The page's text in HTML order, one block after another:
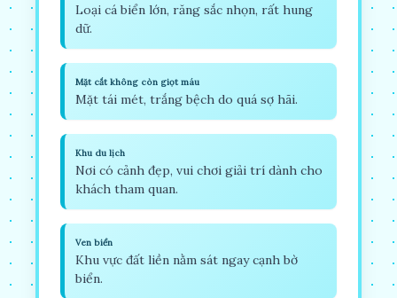
Loại cá biển lớn, răng sắc nhọn, rất hung
dữ.
Mặt cắt không còn giọt máu
Mặt tái mét, trắng bệch do quá sợ hãi.
Khu du lịch
Nơi có cảnh đẹp, vui chơi giải trí dành cho
khách tham quan.
Ven biển
Khu vực đất liền nằm sát ngay cạnh bờ
biển.